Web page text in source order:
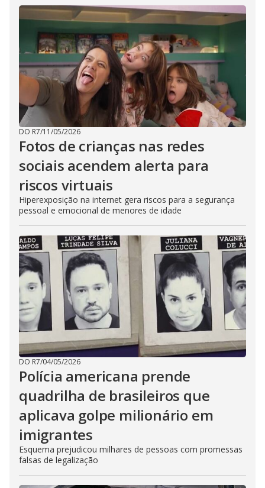
DO R7/11/05/2026
Fotos de crianças nas redes
sociais acendem alerta para
riscos virtuais
Hiperexposição na internet gera riscos para a segurança
pessoal e emocional de menores de idade
DO R7/04/05/2026
Polícia americana prende
quadrilha de brasileiros que
aplicava golpe milionário em
imigrantes
Esquema prejudicou milhares de pessoas com promessas
falsas de legalização